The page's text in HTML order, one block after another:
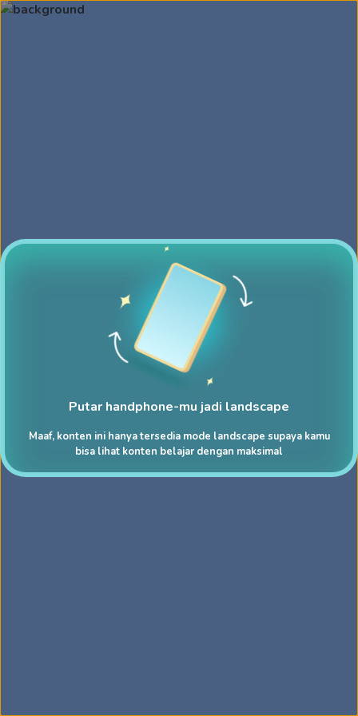
Putar handphone-mu jadi landscape
Maaf, konten ini hanya tersedia mode landscape supaya kamu
bisa lihat konten belajar dengan maksimal